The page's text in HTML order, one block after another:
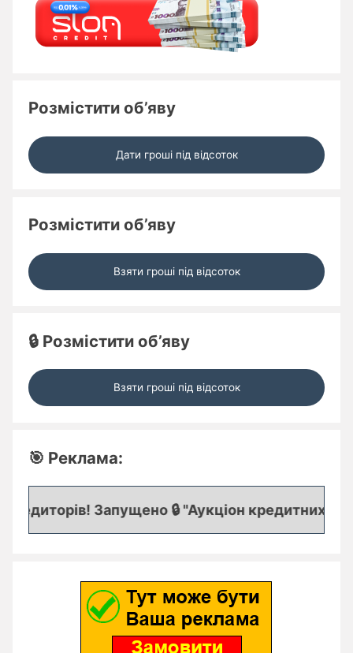
Розмістити об’яву
Дати гроші під відсоток
Розмістити об’яву
Взяти гроші під відсоток
🔒 Розмістити об’яву
Взяти гроші під відсоток
🎯 Реклама:
Запущено 🔒 "Аукціон кредитних